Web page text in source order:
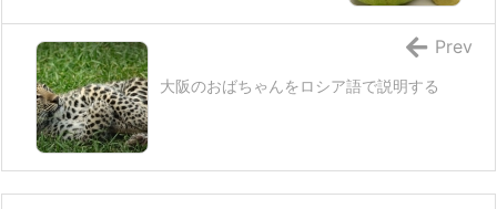
大阪のおばちゃんをロシア語で説明する
Prev